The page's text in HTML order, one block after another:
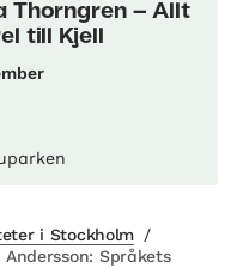
Thorngren – Allt
till Kjell
i Stockholm /
Andersson: Språkets